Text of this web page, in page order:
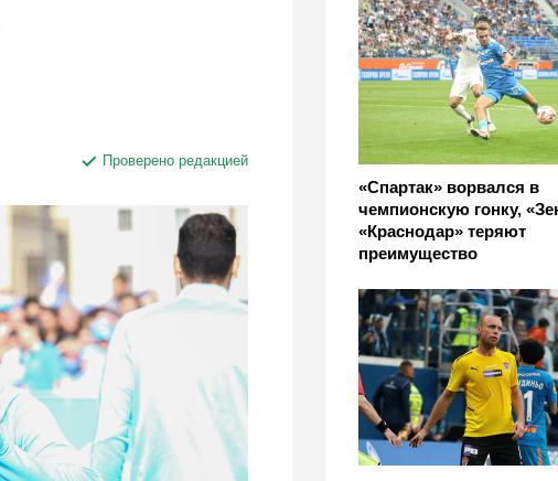
«Спартак» ворвался в
чемпионскую гонку,
«Краснодар» теряют
преимущество
Проверено редакцией